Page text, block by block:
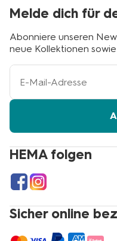
HEMA folgen
Sicher online
Melde dich für
Abonniere unseren
neue Kollektionen
Ihre
Adresse